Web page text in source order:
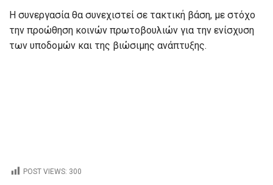
Η συνεργασία θα συνεχιστεί σε τακτική βάση, με στόχο
την προώθηση κοινών πρωτοβουλιών για την ενίσχυση
των υποδομών και της βιώσιμης ανάπτυξης.
POST VIEWS: 300